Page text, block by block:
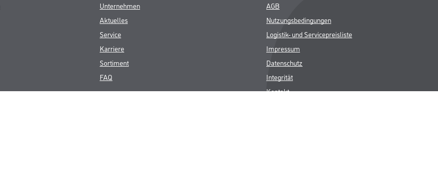
Unternehmen
Aktuelles
Service
Karriere
Sortiment
FAQ
AGB
Nutzungsbedingungen
Logistik- und Servicepreisliste
Impressum
Datenschutz
Integrität
Kontakt